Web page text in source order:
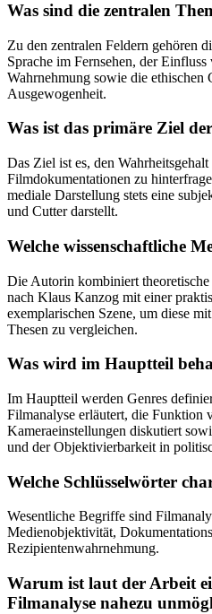
Was sind die zentralen
Zu den zentralen Feldern gehören
Sprache im Fernsehen, der
Wahrnehmung sowie die ethischen
Ausgewogenheit.
Was ist das primäre Ziel
Das Ziel ist es, den
Filmdokumentationen zu
mediale Darstellung stets eine
und Cutter darstellt.
Welche wissenschaftliche
Die Autorin kombiniert
nach Klaus Kanzog mit einer
exemplarischen Szene, um diese
Thesen zu vergleichen.
Was wird im Hauptteil
Im Hauptteil werden Genres
Filmanalyse erläutert, die Funktion
Kameraeinstellungen diskutiert
und der Objektivierbarkeit in
Welche Schlüsselwörter
Wesentliche Begriffe sind
Medienobjektivität,
Rezipientenwahrnehmung.
Warum ist laut der Arbeit
Filmanalyse nahezu